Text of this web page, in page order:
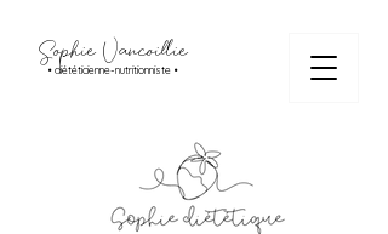
Sophie Vancoillie
• diététicienne-nutritionniste •